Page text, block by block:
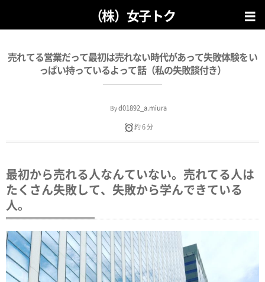
（株）女子トク
売れてる営業だって最初は売れない時代があって失敗体験をい
っぱい持っているよって話（私の失敗談付き）
Byd01892_a.miura
約 6 分
最初から売れる人なんていない。売れてる人は
たくさん失敗して、失敗から学んできている
人。